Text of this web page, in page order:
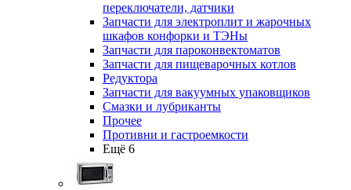
переключатели, датчики
Запчасти для электроплит и жарочных
шкафов конфорки и ТЭНы
Запчасти для пароконвектоматов
Запчасти для пищеварочных котлов
Редуктора
Запчасти для вакуумных упаковщиков
Смазки и лубриканты
Прочее
Противни и гастроемкости
Ещё 6